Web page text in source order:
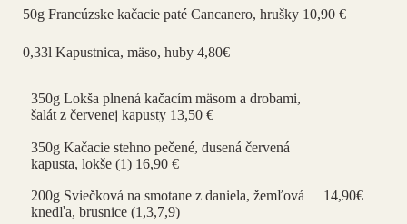
50g Francúzske kačacie paté Cancanero, hrušky 10,90 €
0,33l Kapustnica, mäso, huby 4,80€
350g Lokša plnená kačacím mäsom a drobami,
šalát z červenej kapusty 13,50 €
350g Kačacie stehno pečené, dusená červená
kapusta, lokše (1) 16,90 €
200g Sviečková na smotane z daniela, žemľová
knedľa, brusnice (1,3,7,9)
14,90€